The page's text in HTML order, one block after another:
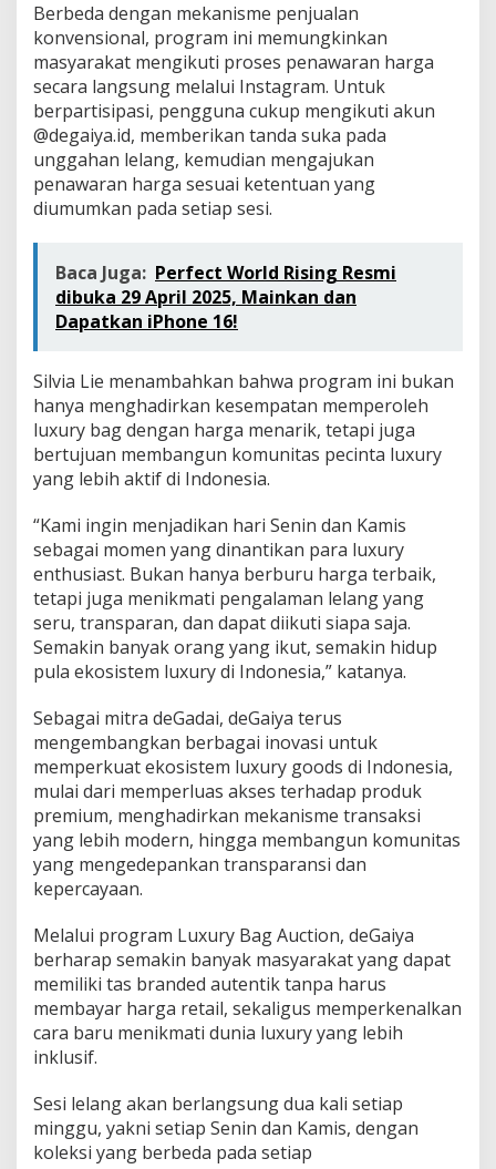
Berbeda dengan mekanisme penjualan
konvensional, program ini memungkinkan
masyarakat mengikuti proses penawaran harga
secara langsung melalui Instagram. Untuk
berpartisipasi, pengguna cukup mengikuti akun
@degaiya.id, memberikan tanda suka pada
unggahan lelang, kemudian mengajukan
penawaran harga sesuai ketentuan yang
diumumkan pada setiap sesi.
Baca Juga: Perfect World Rising Resmi
dibuka 29 April 2025, Mainkan dan
Dapatkan iPhone 16!
Silvia Lie menambahkan bahwa program ini bukan
hanya menghadirkan kesempatan memperoleh
luxury bag dengan harga menarik, tetapi juga
bertujuan membangun komunitas pecinta luxury
yang lebih aktif di Indonesia.
“Kami ingin menjadikan hari Senin dan Kamis
sebagai momen yang dinantikan para luxury
enthusiast. Bukan hanya berburu harga terbaik,
tetapi juga menikmati pengalaman lelang yang
seru, transparan, dan dapat diikuti siapa saja.
Semakin banyak orang yang ikut, semakin hidup
pula ekosistem luxury di Indonesia,” katanya.
Sebagai mitra deGadai, deGaiya terus
mengembangkan berbagai inovasi untuk
memperkuat ekosistem luxury goods di Indonesia,
mulai dari memperluas akses terhadap produk
premium, menghadirkan mekanisme transaksi
yang lebih modern, hingga membangun komunitas
yang mengedepankan transparansi dan
kepercayaan.
Melalui program Luxury Bag Auction, deGaiya
berharap semakin banyak masyarakat yang dapat
memiliki tas branded autentik tanpa harus
membayar harga retail, sekaligus memperkenalkan
cara baru menikmati dunia luxury yang lebih
inklusif.
Sesi lelang akan berlangsung dua kali setiap
minggu, yakni setiap Senin dan Kamis, dengan
koleksi yang berbeda pada setiap